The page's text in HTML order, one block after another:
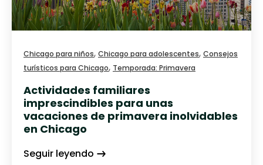
Chicago para niños, Chicago para adolescentes, Consejos
turísticos para Chicago, Temporada: Primavera
Actividades familiares
imprescindibles para unas
vacaciones de primavera inolvidables
en Chicago
Seguir leyendo